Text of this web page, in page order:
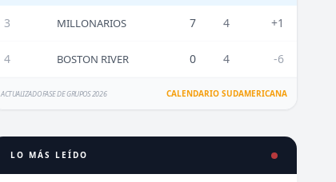
3 MILLONARIOS 7 4 +1
4 BOSTON RIVER 0 4 -6
ACTUALIZADO FASE DE GRUPOS 2026 CALENDARIO SUDAMERICANA
LO MÁS LEÍDO